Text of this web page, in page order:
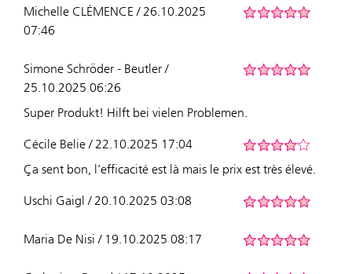
Michelle CLÉMENCE / 26.10.2025
07:46
Simone Schröder - Beutler /
25.10.2025 06:26
Super Produkt! Hilft bei vielen Problemen.
Cécile Belie / 22.10.2025 17:04
Ça sent bon, l’efficacité est là mais le prix est très élevé.
Uschi Gaigl / 20.10.2025 03:08
Maria De Nisi / 19.10.2025 08:17